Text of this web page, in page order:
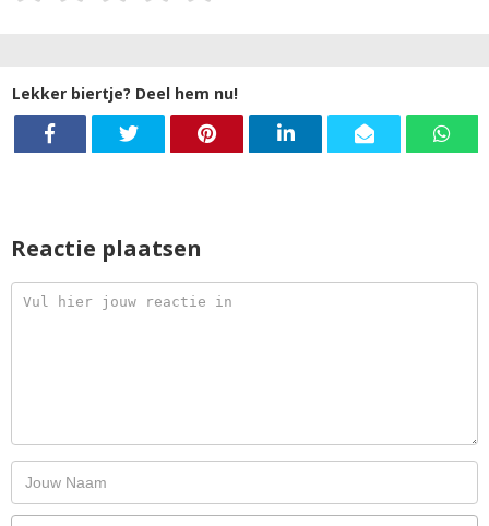
Lekker biertje? Deel hem nu!
Reactie plaatsen